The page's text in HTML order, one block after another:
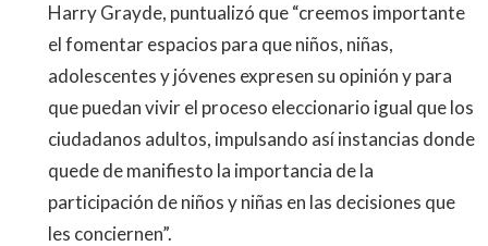
Harry Grayde, puntualizó que “creemos importante
el fomentar espacios para que niños, niñas,
adolescentes y jóvenes expresen su opinión y para
que puedan vivir el proceso eleccionario igual que los
ciudadanos adultos, impulsando así instancias donde
quede de manifiesto la importancia de la
participación de niños y niñas en las decisiones que
les conciernen”.